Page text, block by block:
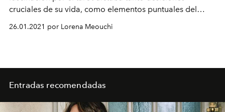
cruciales de su vida, como elementos puntuales del
diseño. En L'Officiel, te develamos porqué.
26.01.2021 por Lorena Meouchi
Entradas recomendadas